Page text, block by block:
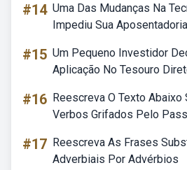
#14 Uma Das Mudanças Na
Impediu Sua Aposentadoria
#15 Um Pequeno Investidor
Aplicação No Tesouro
#16 Reescreva O Texto Abaixo
Verbos Grifados Pelo
#17 Reescreva As Frases
Adverbiais Por Advérbios